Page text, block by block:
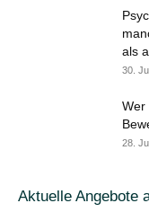
als
30.
Wer
28.
Aktuelle Angebote